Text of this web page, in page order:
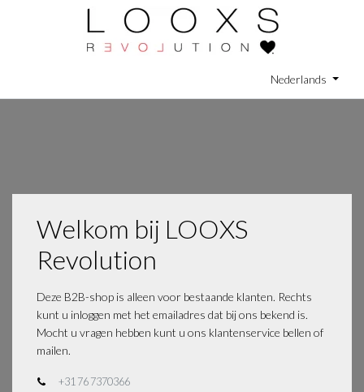
Nederlands
Welkom bij LOOXS
Revolution
Deze B2B-shop is alleen voor bestaande klanten. Rechts
kunt u inloggen met het emailadres dat bij ons bekend is.
Mocht u vragen hebben kunt u ons klantenservice bellen of
mailen.
+31 76 7370366